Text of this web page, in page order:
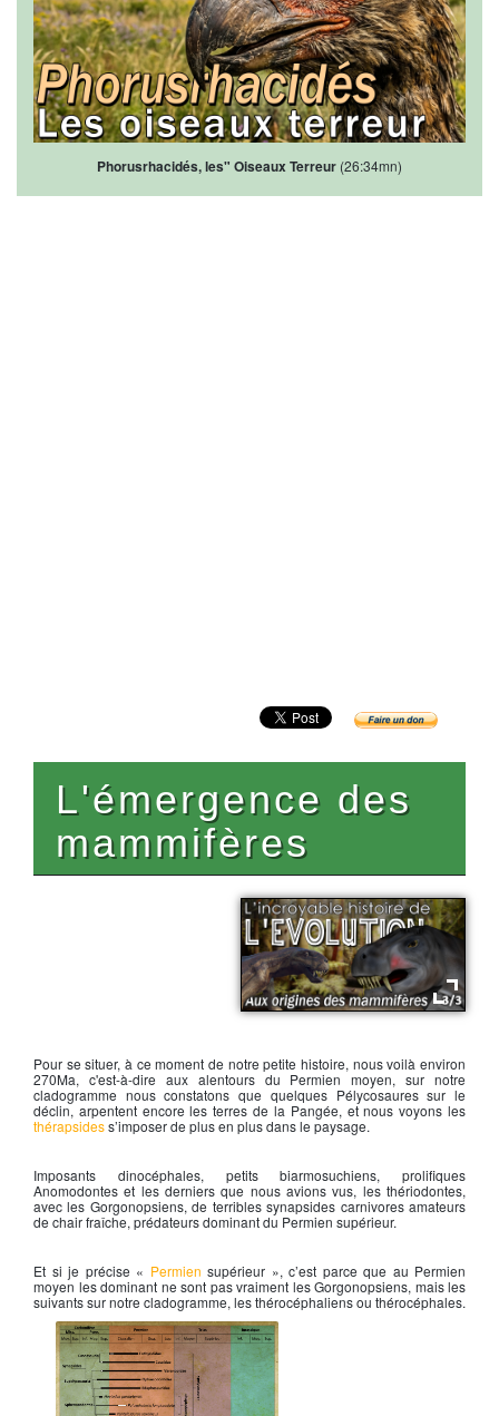
Phorusrhacidés, les" Oiseaux Terreur (26:34mn)
L'émergence des
mammifères
Pour se situer, à ce moment de notre petite histoire, nous voilà environ
270Ma, c'est-à-dire aux alentours du Permien moyen, sur notre
cladogramme nous constatons que quelques Pélycosaures sur le
déclin, arpentent encore les terres de la Pangée, et nous voyons les
thérapsidess’imposer de plus en plus dans le paysage.
Imposants dinocéphales, petits biarmosuchiens, prolifiques
Anomodontes et les derniers que nous avions vus, les thériodontes,
avec les Gorgonopsiens, de terribles synapsides carnivores amateurs
de chair fraîche, prédateurs dominant du Permien supérieur.
Et si je précise « Permien supérieur », c’est parce que au Permien
moyen les dominant ne sont pas vraiment les Gorgonopsiens, mais les
suivants sur notre cladogramme, les thérocéphaliens ou thérocéphales.